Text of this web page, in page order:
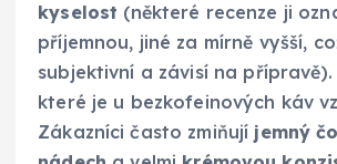
kyselost (některé recenze ji
příjemnou, jiné za mírně vyšší,
subjektivní a závisí na přípravě).
které je u bezkofeinových káv
Zákazníci často zmiňují jemný